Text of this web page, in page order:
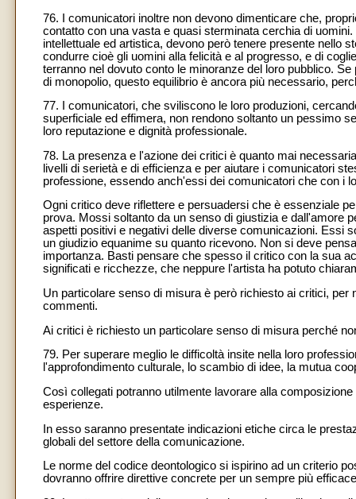
76. I comunicatori inoltre non devono dimenticare che,
contatto con una vasta e quasi sterminata cerchia di
intellettuale ed artistica, devono però tenere presente nello
condurre cioè gli uomini alla felicità e al progresso, e di
terranno nel dovuto conto le minoranze del loro pubblico.
di monopolio, questo equilibrio è ancora più necessario,
77. I comunicatori, che sviliscono le loro produzioni,
superficiale ed effimera, non rendono soltanto un pessimo
loro reputazione e dignità professionale.
78. La presenza e l'azione dei critici è quanto mai
livelli di serietà e di efficienza e per aiutare i comunicatori
professione, essendo anch'essi dei comunicatori che con i
Ogni critico deve riflettere e persuadersi che è essenziale
prova. Mossi soltanto da un senso di giustizia e dall'amore
aspetti positivi e negativi delle diverse comunicazioni. Essi
un giudizio equanime su quanto ricevono. Non si deve
importanza. Basti pensare che spesso il critico con la sua
significati e ricchezze, che neppure l'artista ha potuto
Un particolare senso di misura è però richiesto ai critici,
commenti.
Ai critici è richiesto un particolare senso di misura perché
79. Per superare meglio le difficoltà insite nella loro
l'approfondimento culturale, lo scambio di idee, la mutua
Così collegati potranno utilmente lavorare alla
esperienze.
In esso saranno presentate indicazioni etiche circa le
globali del settore della comunicazione.
Le norme del codice deontologico si ispirino ad un criterio
dovranno offrire direttive concrete per un sempre più